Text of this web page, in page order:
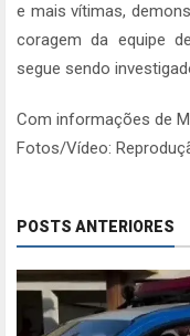
e mais vítimas,
coragem da equipe
segue sendo
Com informações de
Fotos/Vídeo:
POSTS ANTERIORES